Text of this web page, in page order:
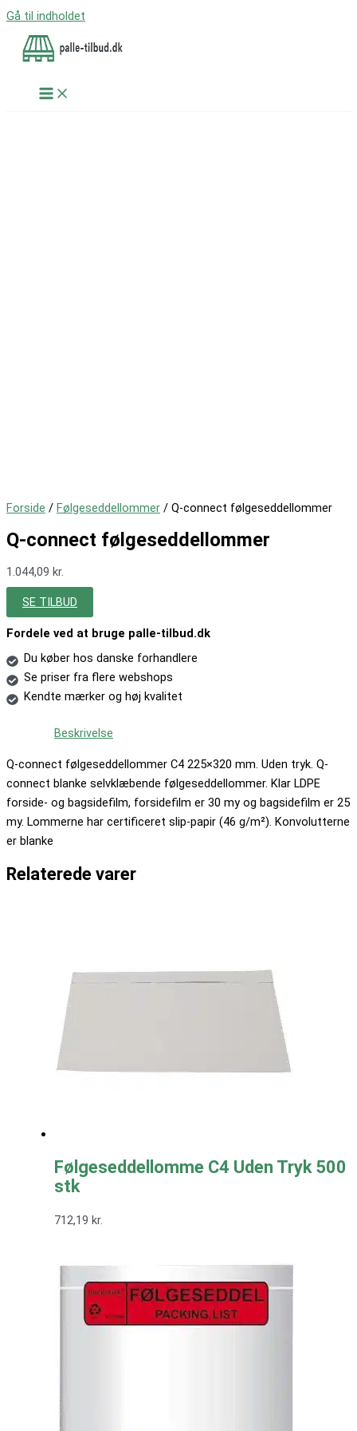
Gå til indholdet
Forside / Følgeseddellommer / Q-connect følgeseddellommer
Q-connect følgeseddellommer
1.044,09 kr.
SE TILBUD
Fordele ved at bruge palle-tilbud.dk
Du køber hos danske forhandlere
Se priser fra flere webshops
Kendte mærker og høj kvalitet
Beskrivelse
Q-connect følgeseddellommer C4 225×320 mm. Uden tryk. Q-
connect blanke selvklæbende følgeseddellommer. Klar LDPE
forside- og bagsidefilm, forsidefilm er 30 my og bagsidefilm er 25
my. Lommerne har certificeret slip-papir (46 g/m²). Konvolutterne
er blanke
Relaterede varer
Følgeseddellomme C4 Uden Tryk 500
stk
712,19 kr.